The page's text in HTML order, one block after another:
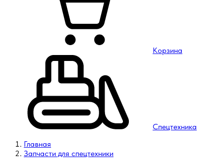
Корзина
Спецтехника
Главная
Запчасти для спецтехники